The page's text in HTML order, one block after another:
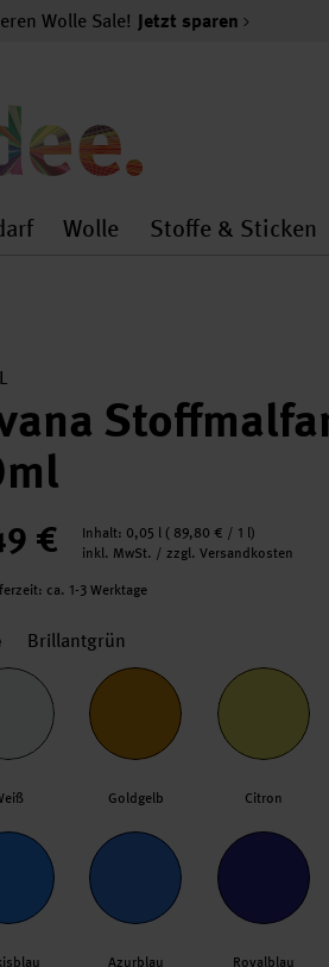
Wolle Sale! Jetzt sparen
Künstlerbedarf
Wolle
Wolle
Stoffe & Sticken
€ Inhalt: 0,05 l ( 89,80 € / 1 l)
inkl. MwSt. / zzgl. Versandkosten
ca. 1-3 Werktage
Brillantgrün
Goldgelb Citron
Azurblau Royalblau